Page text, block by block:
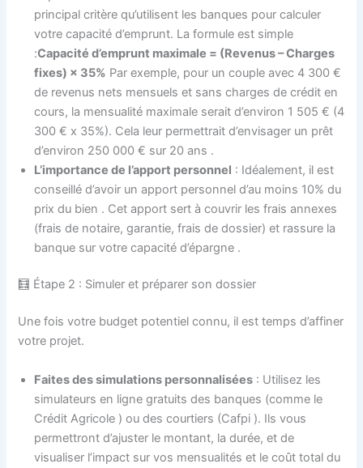
principal critère qu’utilisent les banques pour calculer
votre capacité d’emprunt. La formule est simple
:Capacité d’emprunt maximale = (Revenus – Charges
fixes) × 35% Par exemple, pour un couple avec 4 300 €
de revenus nets mensuels et sans charges de crédit en
cours, la mensualité maximale serait d’environ 1 505 € (4
300 € x 35%). Cela leur permettrait d’envisager un prêt
d’environ 250 000 € sur 20 ans .
L’importance de l’apport personnel : Idéalement, il est
conseillé d’avoir un apport personnel d’au moins 10% du
prix du bien . Cet apport sert à couvrir les frais annexes
(frais de notaire, garantie, frais de dossier) et rassure la
banque sur votre capacité d’épargne .
🧮 Étape 2 : Simuler et préparer son dossier
Une fois votre budget potentiel connu, il est temps d’affiner
votre projet.
Faites des simulations personnalisées : Utilisez les
simulateurs en ligne gratuits des banques (comme le
Crédit Agricole ) ou des courtiers (Cafpi ). Ils vous
permettront d’ajuster le montant, la durée, et de
visualiser l’impact sur vos mensualités et le coût total du